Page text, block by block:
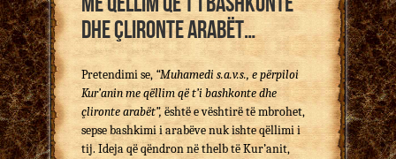
dhe çlironte arabët…
Pretendimi se, “Muhamedi s.a.v.s., e përpiloi
Kur’anin me që­llim që t’i bashkonte dhe
çlironte arabët”, është e vë­sh­tirë të mbrohet,
sepse bashkimi i arabëve nuk ishte qëllimi i
tij. Ideja që qëndron në thelb të Kur’anit,